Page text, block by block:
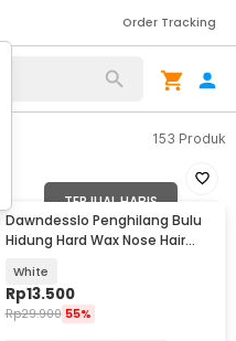
Order Tracking
153 Produk
TERJUAL HABIS
Dawndesslo Penghilang Bulu
Hidung Hard Wax Nose Hair
White
Rp13.500
Rp29.900 55%